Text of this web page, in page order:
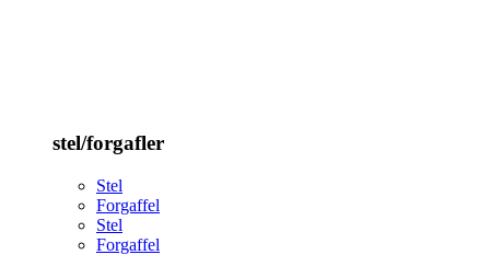
stel/forgafler
Stel
Forgaffel
Stel
Forgaffel